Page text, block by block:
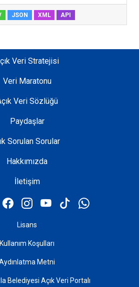
JSON XML API
Veri Stratejisi
Veri Maratonu
Veri Sözlüğü
Paydaşlar
Sorulan Sorular
Hakkımızda
İletişim
Lisans
Kullanım Koşulları
Metni
Belediyesi Açık Veri Portalı